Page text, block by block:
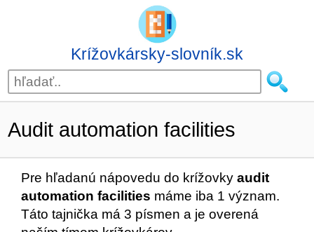
Krížovkársky-slovník.sk
Audit automation facilities
Pre hľadanú nápovedu do krížovky audit
automation facilities máme iba 1 význam.
Táto tajnička má 3 písmen a je overená